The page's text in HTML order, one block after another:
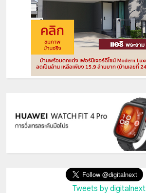
Tweets by digitalnext